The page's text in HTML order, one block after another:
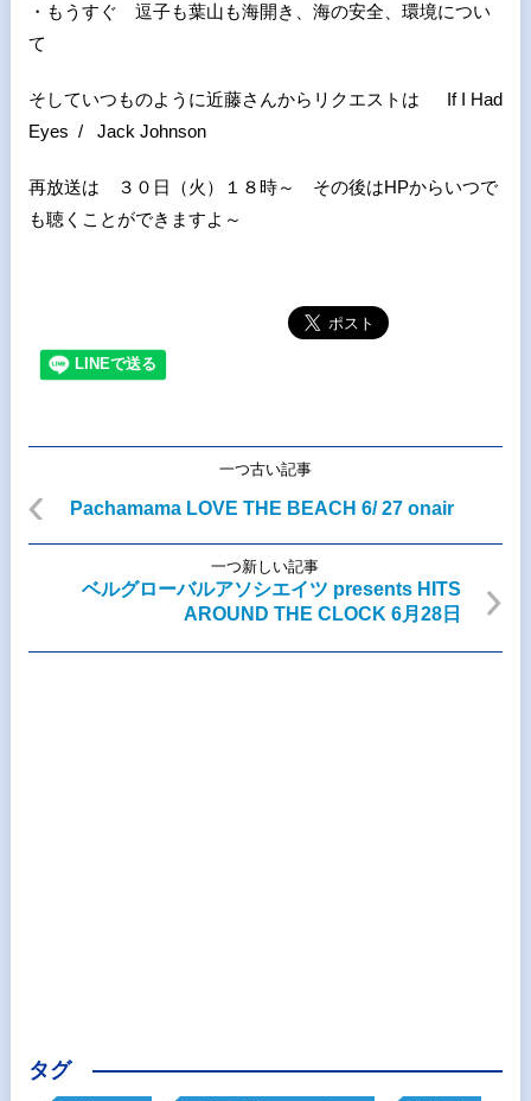
・もうすぐ 逗子も葉山も海開き、海の安全、環境につい
て
そしていつものように近藤さんからリクエストは If I Had
Eyes / Jack Johnson
再放送は ３０日（火）１８時～ その後はHPからいつで
も聴くことができますよ～
一つ古い記事
Pachamama LOVE THE BEACH 6/ 27 onair
一つ新しい記事
ベルグローバルアソシエイツ presents HITS
AROUND THE CLOCK 6月28日
タグ